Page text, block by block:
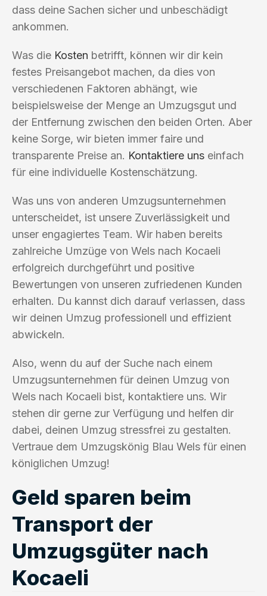
dass deine Sachen sicher und unbeschädigt
ankommen.
Was die Kosten betrifft, können wir dir kein
festes Preisangebot machen, da dies von
verschiedenen Faktoren abhängt, wie
beispielsweise der Menge an Umzugsgut und
der Entfernung zwischen den beiden Orten. Aber
keine Sorge, wir bieten immer faire und
transparente Preise an. Kontaktiere uns einfach
für eine individuelle Kostenschätzung.
Was uns von anderen Umzugsunternehmen
unterscheidet, ist unsere Zuverlässigkeit und
unser engagiertes Team. Wir haben bereits
zahlreiche Umzüge von Wels nach Kocaeli
erfolgreich durchgeführt und positive
Bewertungen von unseren zufriedenen Kunden
erhalten. Du kannst dich darauf verlassen, dass
wir deinen Umzug professionell und effizient
abwickeln.
Also, wenn du auf der Suche nach einem
Umzugsunternehmen für deinen Umzug von
Wels nach Kocaeli bist, kontaktiere uns. Wir
stehen dir gerne zur Verfügung und helfen dir
dabei, deinen Umzug stressfrei zu gestalten.
Vertraue dem Umzugskönig Blau Wels für einen
königlichen Umzug!
Geld sparen beim
Transport der
Umzugsgüter nach
Kocaeli